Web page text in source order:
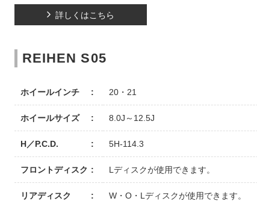
詳しくはこちら
REIHEN S05
ホイールインチ 20・21
ホイールサイズ 8.0J～12.5J
H／P.C.D. 5H-114.3
フロントディスク Lディスクが使用できます。
リアディスク W・O・Lディスクが使用できます。